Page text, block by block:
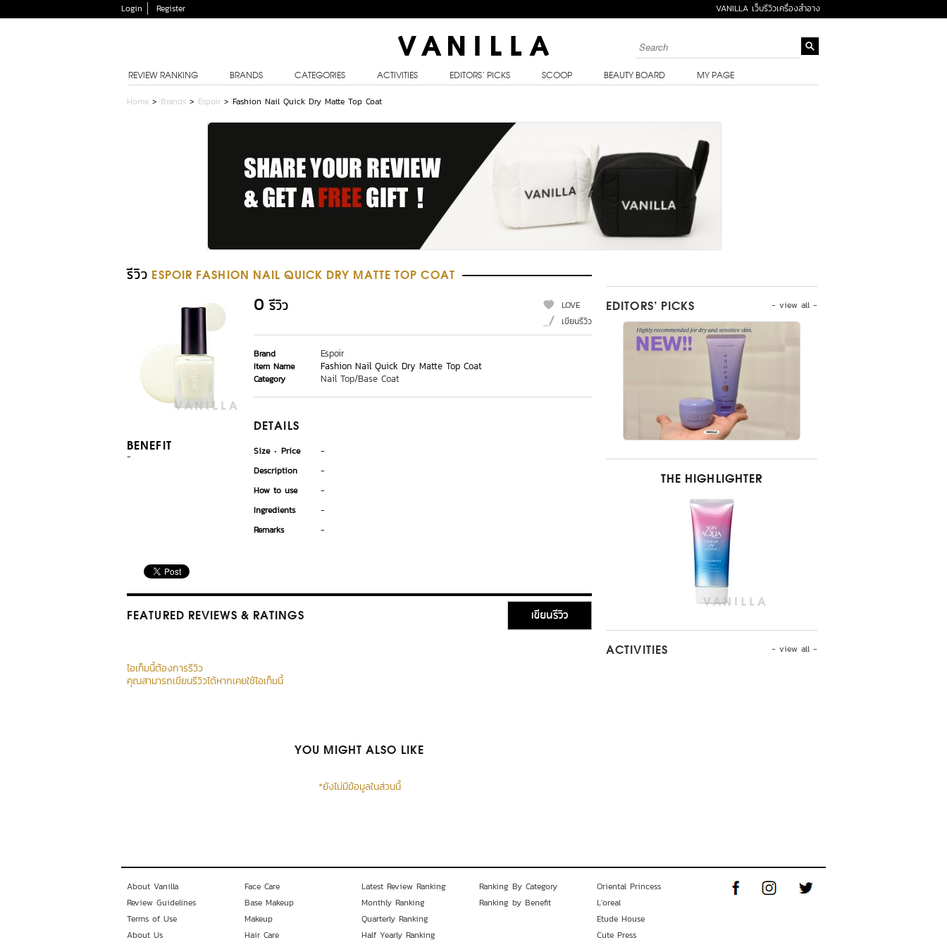
Login Register VANILLA เว็บรีวิวเครื่องสำอาง
REVIEW RANKING BRANDS CATEGORIES ACTIVITIES EDITORS’ PICKS SCOOP BEAUTY BOARD MY PAGE
Home > Brands > Espoir > Fashion Nail Quick Dry Matte Top Coat
รีวิว ESPOIR FASHION NAIL QUICK DRY MATTE TOP COAT
BENEFIT
-
0 รีวิว
LOVE
เขียนรีวิว
Brand Espoir
Item Name Fashion Nail Quick Dry Matte Top Coat
Category Nail Top/Base Coat
DETAILS
Size Price
-
Description
-
How to use
-
Ingredients
-
Remarks
-
FEATURED REVIEWS & RATINGS เขียนรีวิว
ไอเท็มนี้ต้องการรีวิว
คุณสามารถเขียนรีวิวได้หากเคยใช้ไอเท็มนี้
YOU MIGHT ALSO LIKE
*ยังไม่มีข้อมูลในส่วนนี้
- view all -
EDITORS’ PICKS
THE HIGHLIGHTER
- view all -
ACTIVITIES
About Vanilla
Review Guidelines
Terms of Use
About Us
Face Care
Base Makeup
Makeup
Hair Care
Latest Review Ranking
Monthly Ranking
Quarterly Ranking
Half Yearly Ranking
Ranking By Category
Ranking by Benefit
Oriental Princess
L'oreal
Etude House
Cute Press